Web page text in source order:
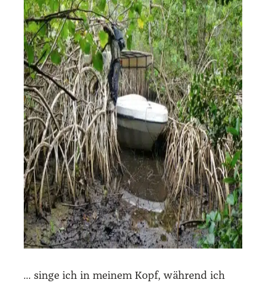
… sin­ge ich in mei­nem Kopf, wäh­rend ich